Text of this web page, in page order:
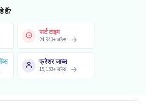
हैं?
पार्ट टाइम
24,943+जॉब्स
फ्रेशर जाब्स
15,133+जॉब्स